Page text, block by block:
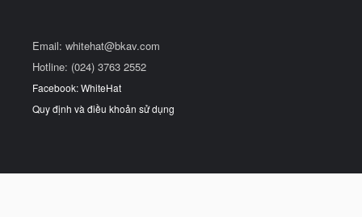
Email: whitehat@bkav.com
Hotline: (024) 3763 2552
Facebook: WhiteHat
Quy định và điều khoản sử dụng